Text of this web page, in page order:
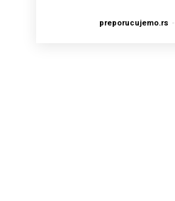
preporucujemo.rs -